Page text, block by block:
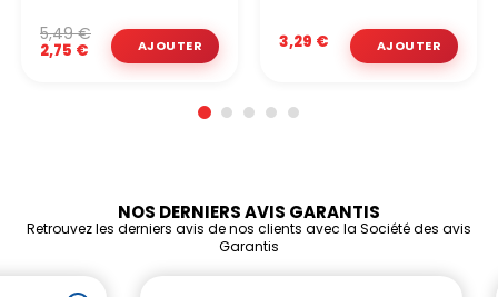
2,75 €
5,49 € 3,29 €
NOS DERNIERS AVIS GARANTIS
Retrouvez les derniers avis de nos clients avec la Société des avis
Garantis